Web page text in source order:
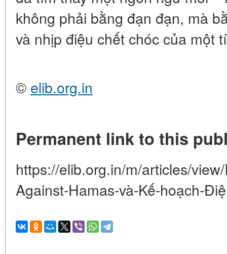
không phải bằng đạn đạn, mà
và nhịp điệu chết chóc của một
© elib.org.in
Permanent link to this
https://elib.org.in/m/articles/
Against-Hamas-và-Kế-hoạch-